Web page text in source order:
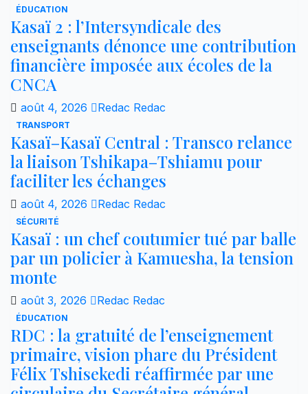
ÉDUCATION
Kasaï 2 : l’Intersyndicale des
enseignants dénonce une contribution
financière imposée aux écoles de la
CNCA
août 4, 2026 Redac Redac
TRANSPORT
Kasaï–Kasaï Central : Transco relance
la liaison Tshikapa–Tshiamu pour
faciliter les échanges
août 4, 2026 Redac Redac
SÉCURITÉ
Kasaï : un chef coutumier tué par balle
par un policier à Kamuesha, la tension
monte
août 3, 2026 Redac Redac
ÉDUCATION
RDC : la gratuité de l’enseignement
primaire, vision phare du Président
Félix Tshisekedi réaffirmée par une